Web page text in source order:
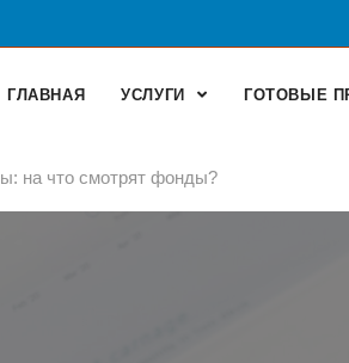
ГЛАВНАЯ УСЛУГИ ГОТОВЫЕ
на что смотрят фонды?